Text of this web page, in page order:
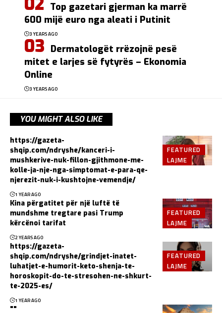
Top gazetari gjerman ka marrë
600 mijë euro nga aleati i Putinit
3 YEARS AGO
Dermatologët rrëzojnë pesë
mitet e larjes së fytyrës – Ekonomia
Online
3 YEARS AGO
YOU MIGHT ALSO LIKE
FEATURED
LAJME
https://gazeta-
shqip.com/ndryshe/kanceri-i-
mushkerive-nuk-fillon-gjithmone-me-
kolle-ja-nje-nga-simptomat-e-para-qe-
njerezit-nuk-i-kushtojne-vemendje/
1 YEAR AGO
FEATURED
LAJME
Kina përgatitet për një luftë të
mundshme tregtare pasi Trump
kërcënoi tarifat
2 YEARS AGO
FEATURED
LAJME
https://gazeta-
shqip.com/ndryshe/grindjet-inatet-
luhatjet-e-humorit-keto-shenja-te-
horoskopit-do-te-stresohen-ne-shkurt-
te-2025-es/
1 YEAR AGO
""